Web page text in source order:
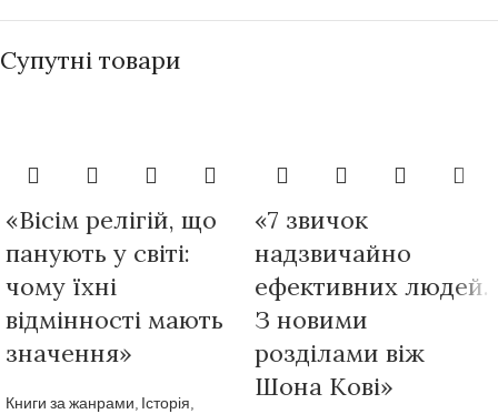
Супутні товари
«Вісім релігій, що
панують у світі:
чому їхні
відмінності мають
значення»
Книги за жанрами, Історія,
«7 звичок
надзвичайно
ефективних людей.
З новими
розділами віж
Шона Кові»